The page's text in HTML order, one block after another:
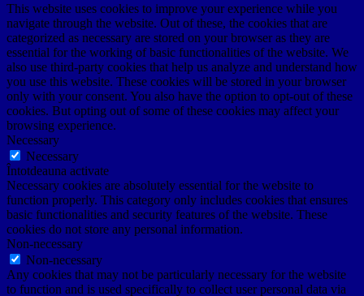
This website uses cookies to improve your experience while you
navigate through the website. Out of these, the cookies that are
categorized as necessary are stored on your browser as they are
essential for the working of basic functionalities of the website. We
also use third-party cookies that help us analyze and understand how
you use this website. These cookies will be stored in your browser
only with your consent. You also have the option to opt-out of these
cookies. But opting out of some of these cookies may affect your
browsing experience.
Necessary
Necessary
Întotdeauna activate
Necessary cookies are absolutely essential for the website to
function properly. This category only includes cookies that ensures
basic functionalities and security features of the website. These
cookies do not store any personal information.
Non-necessary
Non-necessary
Any cookies that may not be particularly necessary for the website
to function and is used specifically to collect user personal data via